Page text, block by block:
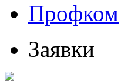
Профком
Заявки